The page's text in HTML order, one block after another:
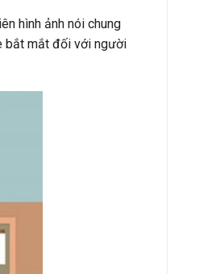
hình ảnh nói chung
bắt mắt đối với người